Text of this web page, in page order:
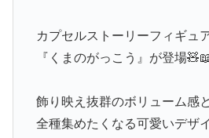
カプセルストーリーフィギュ
『くまのがっこう』が登場
飾り映え抜群のボリューム感と
全種集めたくなる可愛いデザ